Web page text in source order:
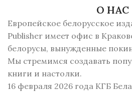
О НАС
Европейское белорусское
Publisher имеет офис в
белорусы, вынужденные
Мы стремимся создавать
книги и настолки.
16 февраля 2026 года КГБ